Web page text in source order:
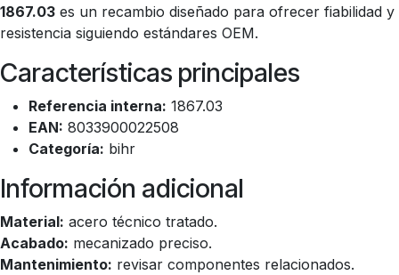
1867.03 es un recambio diseñado para ofrecer fiabilidad y
resistencia siguiendo estándares OEM.
Características principales
Referencia interna: 1867.03
EAN: 8033900022508
Categoría: bihr
Información adicional
Material: acero técnico tratado.
Acabado: mecanizado preciso.
Mantenimiento: revisar componentes relacionados.